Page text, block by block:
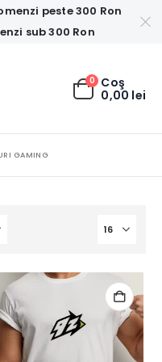
peste 300 Ron
sub 300 Ron
0 Coş
0,00 lei
GAMING